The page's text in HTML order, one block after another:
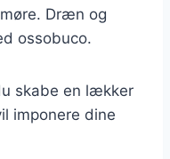
Dræn og
ossobuco.
skabe en lækker
imponere dine